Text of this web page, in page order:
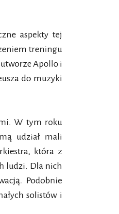
aspekty tej
treningu
Apollo i
do muzyki
W tym roku
udział mali
która z
ludzi. Dla nich
Podobnie
solistów i